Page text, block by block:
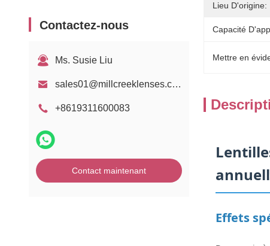
Contactez-nous
Ms. Susie Liu
sales01@millcreeklenses.com
+8619311600083
Contact maintenant
Lieu D'origine:
Capacité
Mettre en
Effets